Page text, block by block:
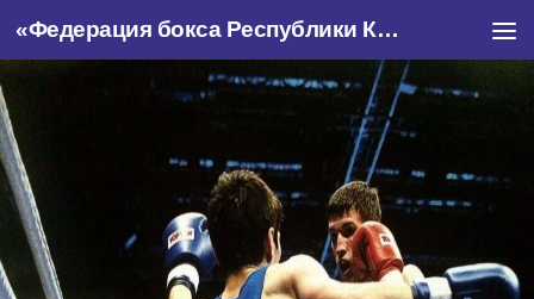
«Федерация бокса Республики Крым»